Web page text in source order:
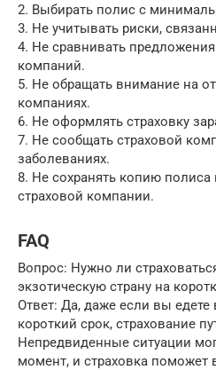
2. Выбирать полис с
3. Не учитывать риски,
4. Не сравнивать
компаний.
5. Не обращать внимание на
компаниях.
6. Не оформлять страховку
7. Не сообщать страховой
заболеваниях.
8. Не сохранять копию
страховой компании.
FAQ
Вопрос: Нужно ли
экзотическую страну на
Ответ: Да, даже если вы едете
короткий срок, страхование
Непредвиденные ситуации
момент, и страховка поможет